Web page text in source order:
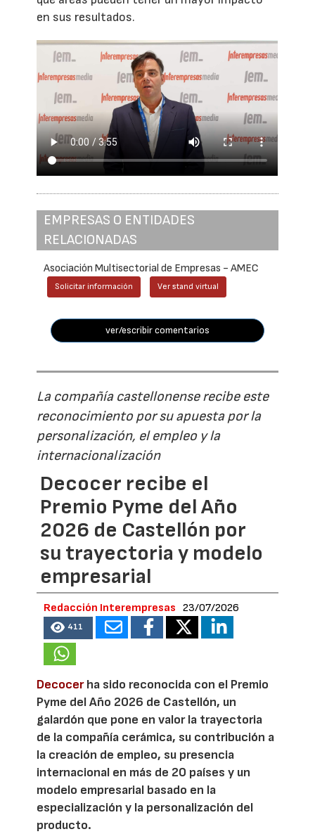
en sus resultados.
EMPRESAS O ENTIDADES
RELACIONADAS
Asociación Multisectorial de Empresas - AMEC
Solicitar información Ver stand virtual
ver/escribir comentarios
La compañía castellonense recibe este
reconocimiento por su apuesta por la
personalización, el empleo y la
internacionalización
Decocer recibe el
Premio Pyme del Año
2026 de Castellón por
su trayectoria y modelo
empresarial
Redacción Interempresas 23/07/2026
411
Decocerha sido reconocida con el Premio
Pyme del Año 2026 de Castellón, un
galardón que pone en valor la trayectoria
de la compañía cerámica, su contribución a
la creación de empleo, su presencia
internacional en más de 20 países y un
modelo empresarial basado en la
especialización y la personalización del
producto.